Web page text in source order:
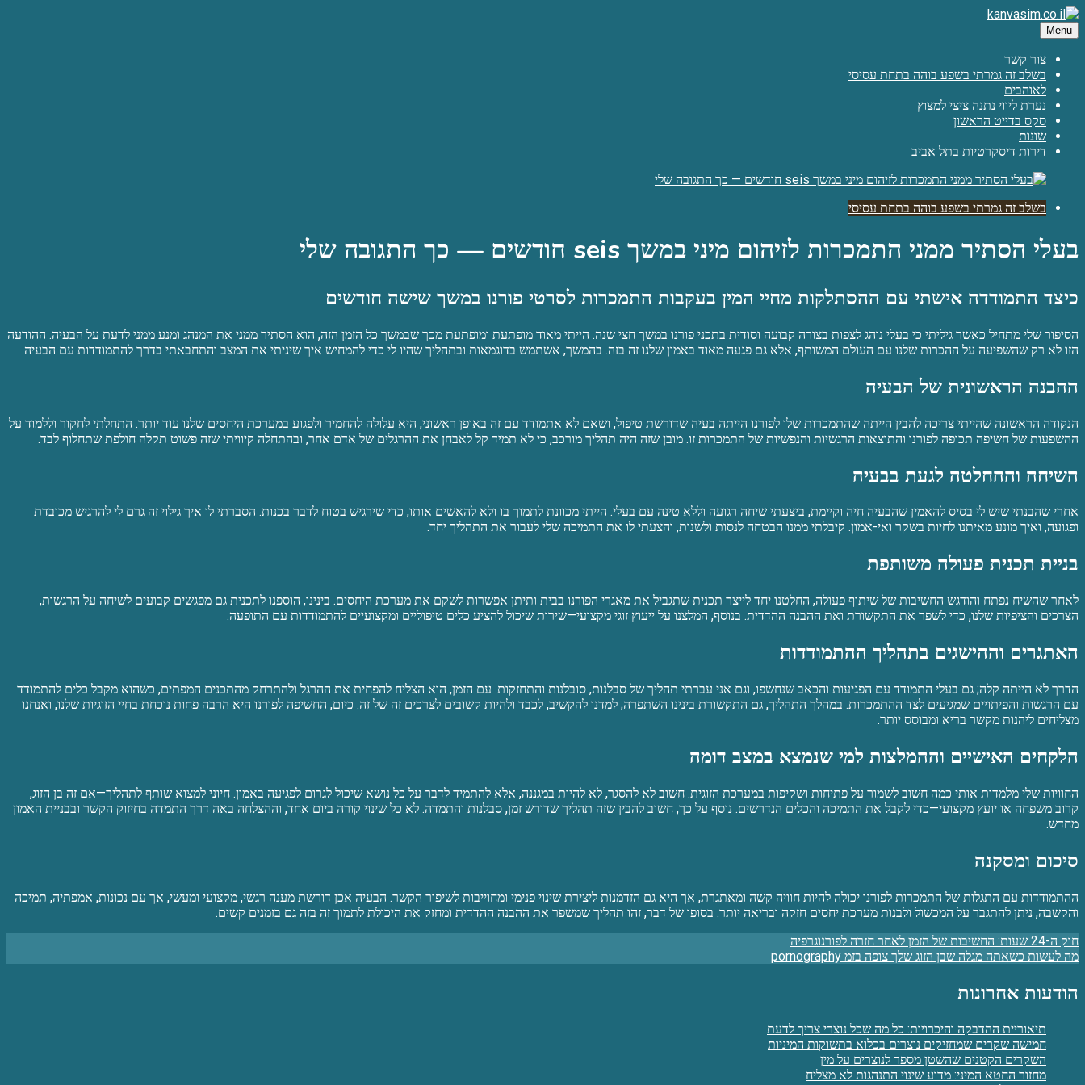
Skip
to
content
kanvasim.co.il
אחרי הסקס הנפלא שלי בדירה דיסקרטית עם ארטם, הרגשתי את כל 100
Menu
צור קשר
בשלב זה גמרתי בשפע בוהה בתחת עסיסי
לאוהבים
נערת ליווי נתנה ציצי למצוץ
סקס בדייט הראשון
שונות
דירות דיסקרטיות בתל אביב
בשלב זה גמרתי בשפע בוהה בתחת עסיסי
בעלי הסתיר ממני התמכרות לזיהום מיני במשך seis חודשים — כך התגובה שלי
כיצד התמודדה אישתי עם ההסתלקות מחיי המין בעקבות התמכרות לסרטי פורנו במשך שישה חודשים
הסיפור שלי מתחיל כאשר גיליתי כי בעלי נוהג לצפות בצורה קבועה וסודית בתכני פורנו במשך חצי שנה. הייתי מאוד מופתעת ומופתעת מכך שבמשך כל הזמן הזה, הוא הסתיר ממני את המנהג ומנע ממני לדעת על הבעיה. ההודעה
הזו לא רק שהשפיעה על ההכרות שלנו עם העולם המשותף, אלא גם פגעה מאוד באמון שלנו זה בזה. בהמשך, אשתמש בדוגמאות ובתהליך שהיו לי כדי להמחיש איך שיניתי את המצב והתחבאתי בדרך להתמודדות עם הבעיה.
ההבנה הראשונית של הבעיה
הנקודה הראשונה שהייתי צריכה להבין הייתה שהתמכרות שלו לפורנו הייתה בעיה שדורשת טיפול, ושאם לא אתמודד עם זה באופן ראשוני, היא עלולה להחמיר ולפגוע במערכת היחסים שלנו עוד יותר. התחלתי לחקור וללמוד על
ההשפעות של חשיפה תכופה לפורנו והתוצאות הרגשיות והנפשיות של התמכרות זו. מובן שזה היה תהליך מורכב, כי לא תמיד קל לאבחן את ההרגלים של אדם אחר, ובהתחלה קיוויתי שזה פשוט תקלה חולפת שתחלוף לבד.
השיחה וההחלטה לגעת בבעיה
אחרי שהבנתי שיש לי בסיס להאמין שהבעיה חיה וקיימת, ביצעתי שיחה רגועה וללא טינה עם בעלי. הייתי מכוונת לתמוך בו ולא להאשים אותו, כדי שירגיש בטוח לדבר בכנות. הסברתי לו איך גילוי זה גרם לי להרגיש מכובדת
ופגועה, ואיך מונע מאיתנו לחיות בשקר ואי-אמון. קיבלתי ממנו הבטחה לנסות ולשנות, והצעתי לו את התמיכה שלי לעבור את התהליך יחד.
בניית תכנית פעולה משותפת
לאחר שהשיח נפתח והודגש החשיבות של שיתוף פעולה, החלטנו יחד לייצר תכנית שתגביל את מאגרי הפורנו בבית ותיתן אפשרות לשקם את מערכת היחסים. בינינו, הוספנו לתכנית גם מפגשים קבועים לשיחה על הרגשות,
הצרכים והציפיות שלנו, כדי לשפר את התקשורת ואת ההבנה ההדדית. בנוסף, המלצנו על ייעוץ זוגי מקצועי—שירות שיכול להציע כלים טיפוליים ומקצועיים להתמודדות עם התופעה.
האתגרים וההישגים בתהליך ההתמודדות
הדרך לא הייתה קלה; גם בעלי התמודד עם הפגיעות והכאב שנחשפו, וגם אני עברתי תהליך של סבלנות, סובלנות והתחזקות. עם הזמן, הוא הצליח להפחית את ההרגל ולהתרחק מהתכנים המפתים, כשהוא מקבל כלים להתמודד
עם הרגשות והפיתויים שמגיעים לצד ההתמכרות. במהלך התהליך, גם התקשורת בינינו השתפרה; למדנו להקשיב, לכבד ולהיות קשובים לצרכים זה של זה. כיום, החשיפה לפורנו היא הרבה פחות נוכחת בחיי הזוגיות שלנו, ואנחנו
מצליחים ליהנות מקשר בריא ומבוסס יותר.
הלקחים האישיים וההמלצות למי שנמצא במצב דומה
החוויות שלי מלמדות אותי כמה חשוב לשמור על פתיחות ושקיפות במערכת הזוגית. חשוב לא להסגר, לא להיות במגננה, אלא להתמיד לדבר על כל נושא שיכול לגרום לפגיעה באמון. חיוני למצוא שותף לתהליך—אם זה בן הזוג,
קרוב משפחה או יועץ מקצועי—כדי לקבל את התמיכה והכלים הנדרשים. נוסף על כך, חשוב להבין שזה תהליך שדורש זמן, סבלנות והתמדה. לא כל שינוי קורה ביום אחד, וההצלחה באה דרך התמדה בחיזוק הקשר ובבניית האמון
מחדש.
סיכום ומסקנה
ההתמודדות עם התגלות של התמכרות לפורנו יכולה להיות חוויה קשה ומאתגרת, אך היא גם הזדמנות ליצירת שינוי פנימי ומחוייבות לשיפור הקשר. הבעיה אכן דורשת מענה רגשי, מקצועי ומעשי, אך עם נכונות, אמפתיה, תמיכה
והקשבה, ניתן להתגבר על המכשול ולבנות מערכת יחסים חזקה ובריאה יותר. בסופו של דבר, זהו תהליך שמשפר את ההבנה ההדדית ומחזק את היכולת לתמוך זה בזה גם בזמנים קשים.
Post
navigation
חוק ה-24 שעות: החשיבות של הזמן לאחר חזרה לפורנוגרפיה
מה לעשות כשאתה מגלה שבן הזוג שלך צופה בזמ pornography
הודעות אחרונות
תיאוריית ההדבקה והיכרויות: כל מה שכל נוצרי צריך לדעת
חמישה שקרים שמחזיקים נוצרים בכלוא בתשוקות המיניות
השקרים הקטנים שהשטן מספר לנוצרים על מין
מחזור החטא המיני: מדוע שינוי התנהגות לא מצליח